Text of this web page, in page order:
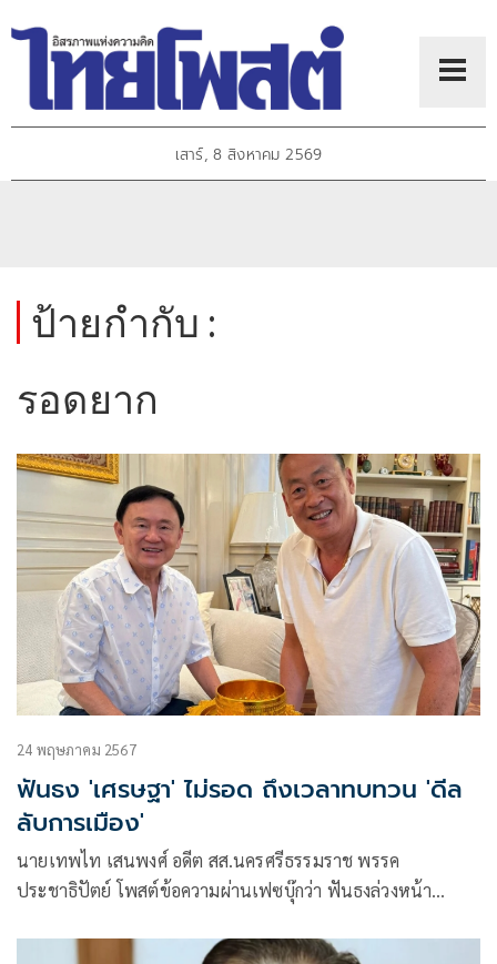
เสาร์, 8 สิงหาคม 2569
ป้ายกำกับ :
รอดยาก
24 พฤษภาคม 2567
ฟันธง 'เศรษฐา' ไม่รอด ถึงเวลาทบทวน 'ดีล
ลับการเมือง'
นายเทพไท เสนพงศ์ อดีต สส.นครศรีธรรมราช พรรค
ประชาธิปัตย์ โพสต์ข้อความผ่านเฟซบุ๊กว่า ฟันธงล่วงหน้า